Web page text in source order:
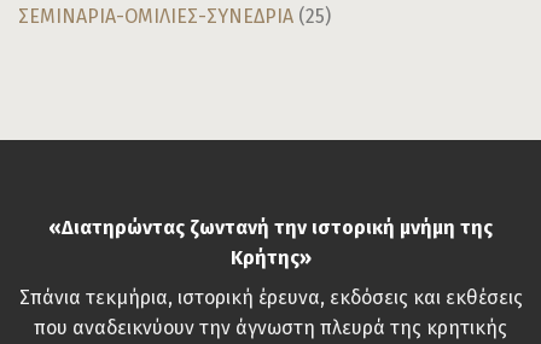
ΣΕΜΙΝΑΡΙΑ-ΟΜΙΛΙΕΣ-ΣΥΝΕΔΡΙΑ (25)
«Διατηρώντας ζωντανή την ιστορική μνήμη της
Κρήτης»
Σπάνια τεκμήρια, ιστορική έρευνα, εκδόσεις και εκθέσεις
που αναδεικνύουν την άγνωστη πλευρά της κρητικής